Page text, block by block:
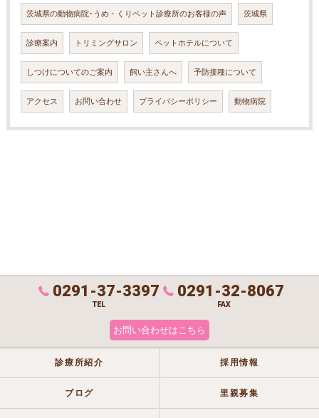
茨城県の動物病院･うめ・くりペット診療所のお客様の声 茨城県
診療案内 トリミングサロン ペットホテルについて
しつけについてのご案内 飼い主さんへ 予防接種について
アクセス お問い合わせ プライバシーポリシー 動物病院
0291-37-3397
TEL
0291-32-8067
FAX
お問い合わせはこちら
診療所紹介 採用情報
ブログ 里親募集